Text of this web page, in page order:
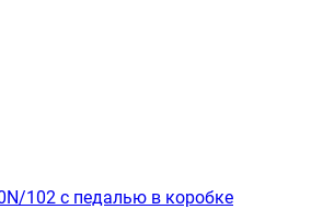
102 с педалью в коробке